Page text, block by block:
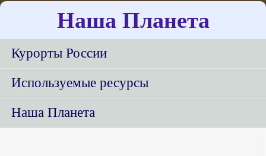
Наша Планета
Курорты России
Используемые ресурсы
Наша Планета